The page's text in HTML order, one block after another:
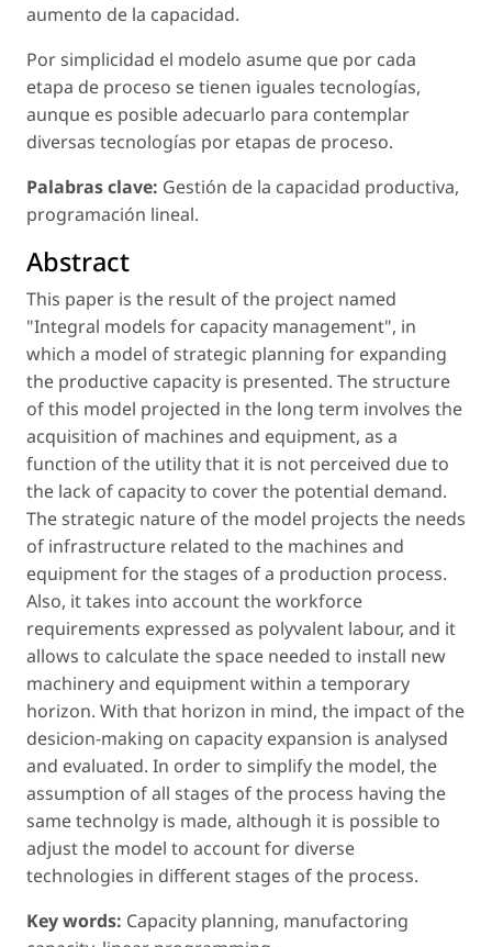
aumento de la capacidad.
Por simplicidad el modelo asume que por cada
etapa de proceso se tienen iguales tecnologías,
aunque es posible adecuarlo para contemplar
diversas tecnologías por etapas de proceso.
Palabras clave: Gestión de la capacidad productiva,
programación lineal.
Abstract
This paper is the result of the project named
"Integral models for capacity management", in
which a model of strategic planning for expanding
the productive capacity is presented. The structure
of this model projected in the long term involves the
acquisition of machines and equipment, as a
function of the utility that it is not perceived due to
the lack of capacity to cover the potential demand.
The strategic nature of the model projects the needs
of infrastructure related to the machines and
equipment for the stages of a production process.
Also, it takes into account the workforce
requirements expressed as polyvalent labour, and it
allows to calculate the space needed to install new
machinery and equipment within a temporary
horizon. With that horizon in mind, the impact of the
desicion-making on capacity expansion is analysed
and evaluated. In order to simplify the model, the
assumption of all stages of the process having the
same technolgy is made, although it is possible to
adjust the model to account for diverse
technologies in different stages of the process.
Key words: Capacity planning, manufactoring